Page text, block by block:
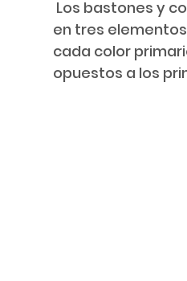
en tres
cada color
opuestos a los